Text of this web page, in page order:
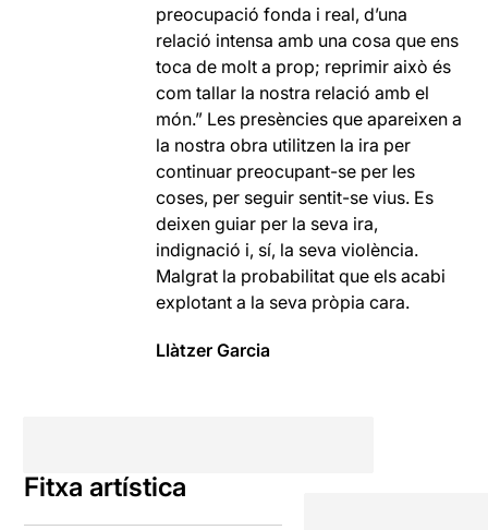
preocupació fonda i real, d’una
relació intensa amb una cosa que ens
toca de molt a prop; reprimir això és
com tallar la nostra relació amb el
món.” Les presències que apareixen a
la nostra obra utilitzen la ira per
continuar preocupant-se per les
coses, per seguir sentit-se vius. Es
deixen guiar per la seva ira,
indignació i, sí, la seva violència.
Malgrat la probabilitat que els acabi
explotant a la seva pròpia cara.
Llàtzer Garcia
Fitxa artística